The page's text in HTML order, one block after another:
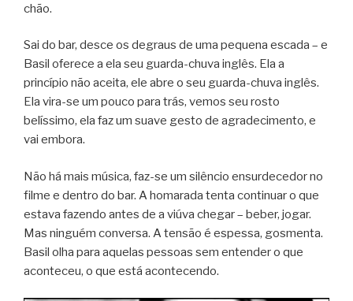
chão.
Sai do bar, desce os degraus de uma pequena escada – e
Basil oferece a ela seu guarda-chuva inglês. Ela a
princípio não aceita, ele abre o seu guarda-chuva inglês.
Ela vira-se um pouco para trás, vemos seu rosto
belíssimo, ela faz um suave gesto de agradecimento, e
vai embora.
Não há mais música, faz-se um silêncio ensurdecedor no
filme e dentro do bar. A homarada tenta continuar o que
estava fazendo antes de a viúva chegar – beber, jogar.
Mas ninguém conversa. A tensão é espessa, gosmenta.
Basil olha para aquelas pessoas sem entender o que
aconteceu, o que está acontecendo.